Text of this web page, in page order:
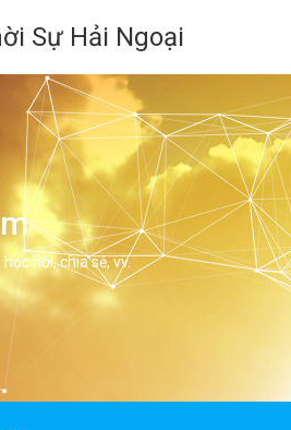
Sự Hải Ngoại
hỏi, chia sẻ, vv.